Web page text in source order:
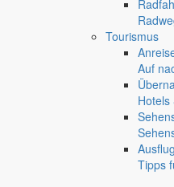
Tourismus
Auf
Hotels
Tipps
Deutsch-Paulsdorf
Jauernick-